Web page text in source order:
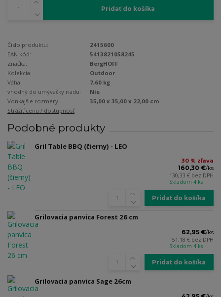
Pridať do košíka
Číslo produktu:
2415600
EAN kód:
5413821058245
Značka:
BergHOFF
Kolekcia:
Outdoor
Váha:
7,60 kg
vhodný do umývačky riadu:
Nie
Vonkajšie rozmery:
35,00 x 35,00 x 22,00 cm
Strážiť cenu / dostupnosť
Podobné produkty
Gril Table BBQ (čierny) - LEO
30 % zľava
160,30 €/ks
130,33 € bez DPH
Skladom 4 ks
Pridať do košíka
Grilovacia panvica Forest 26 cm
62,95 €/ks
51,18 € bez DPH
Skladom 4 ks
Pridať do košíka
Grilovacia panvica Sage 26cm